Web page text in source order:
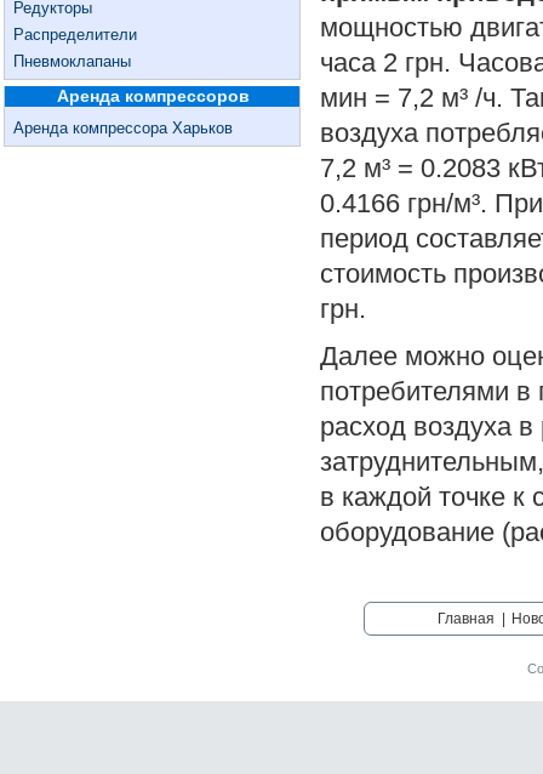
Редукторы
Распределители
Пневмоклапаны
Аренда компрессоров
Аренда компрессора Харьков
мощностью
часа 2 грн.
мин = 7,2 м³ /ч.
воздуха
7,2 м³ = 0.2083
0.4166 грн/м³.
период
стоимость
грн.
Далее можно
потребителями в
расход воздуха
в каждой точке
оборудование
Главная